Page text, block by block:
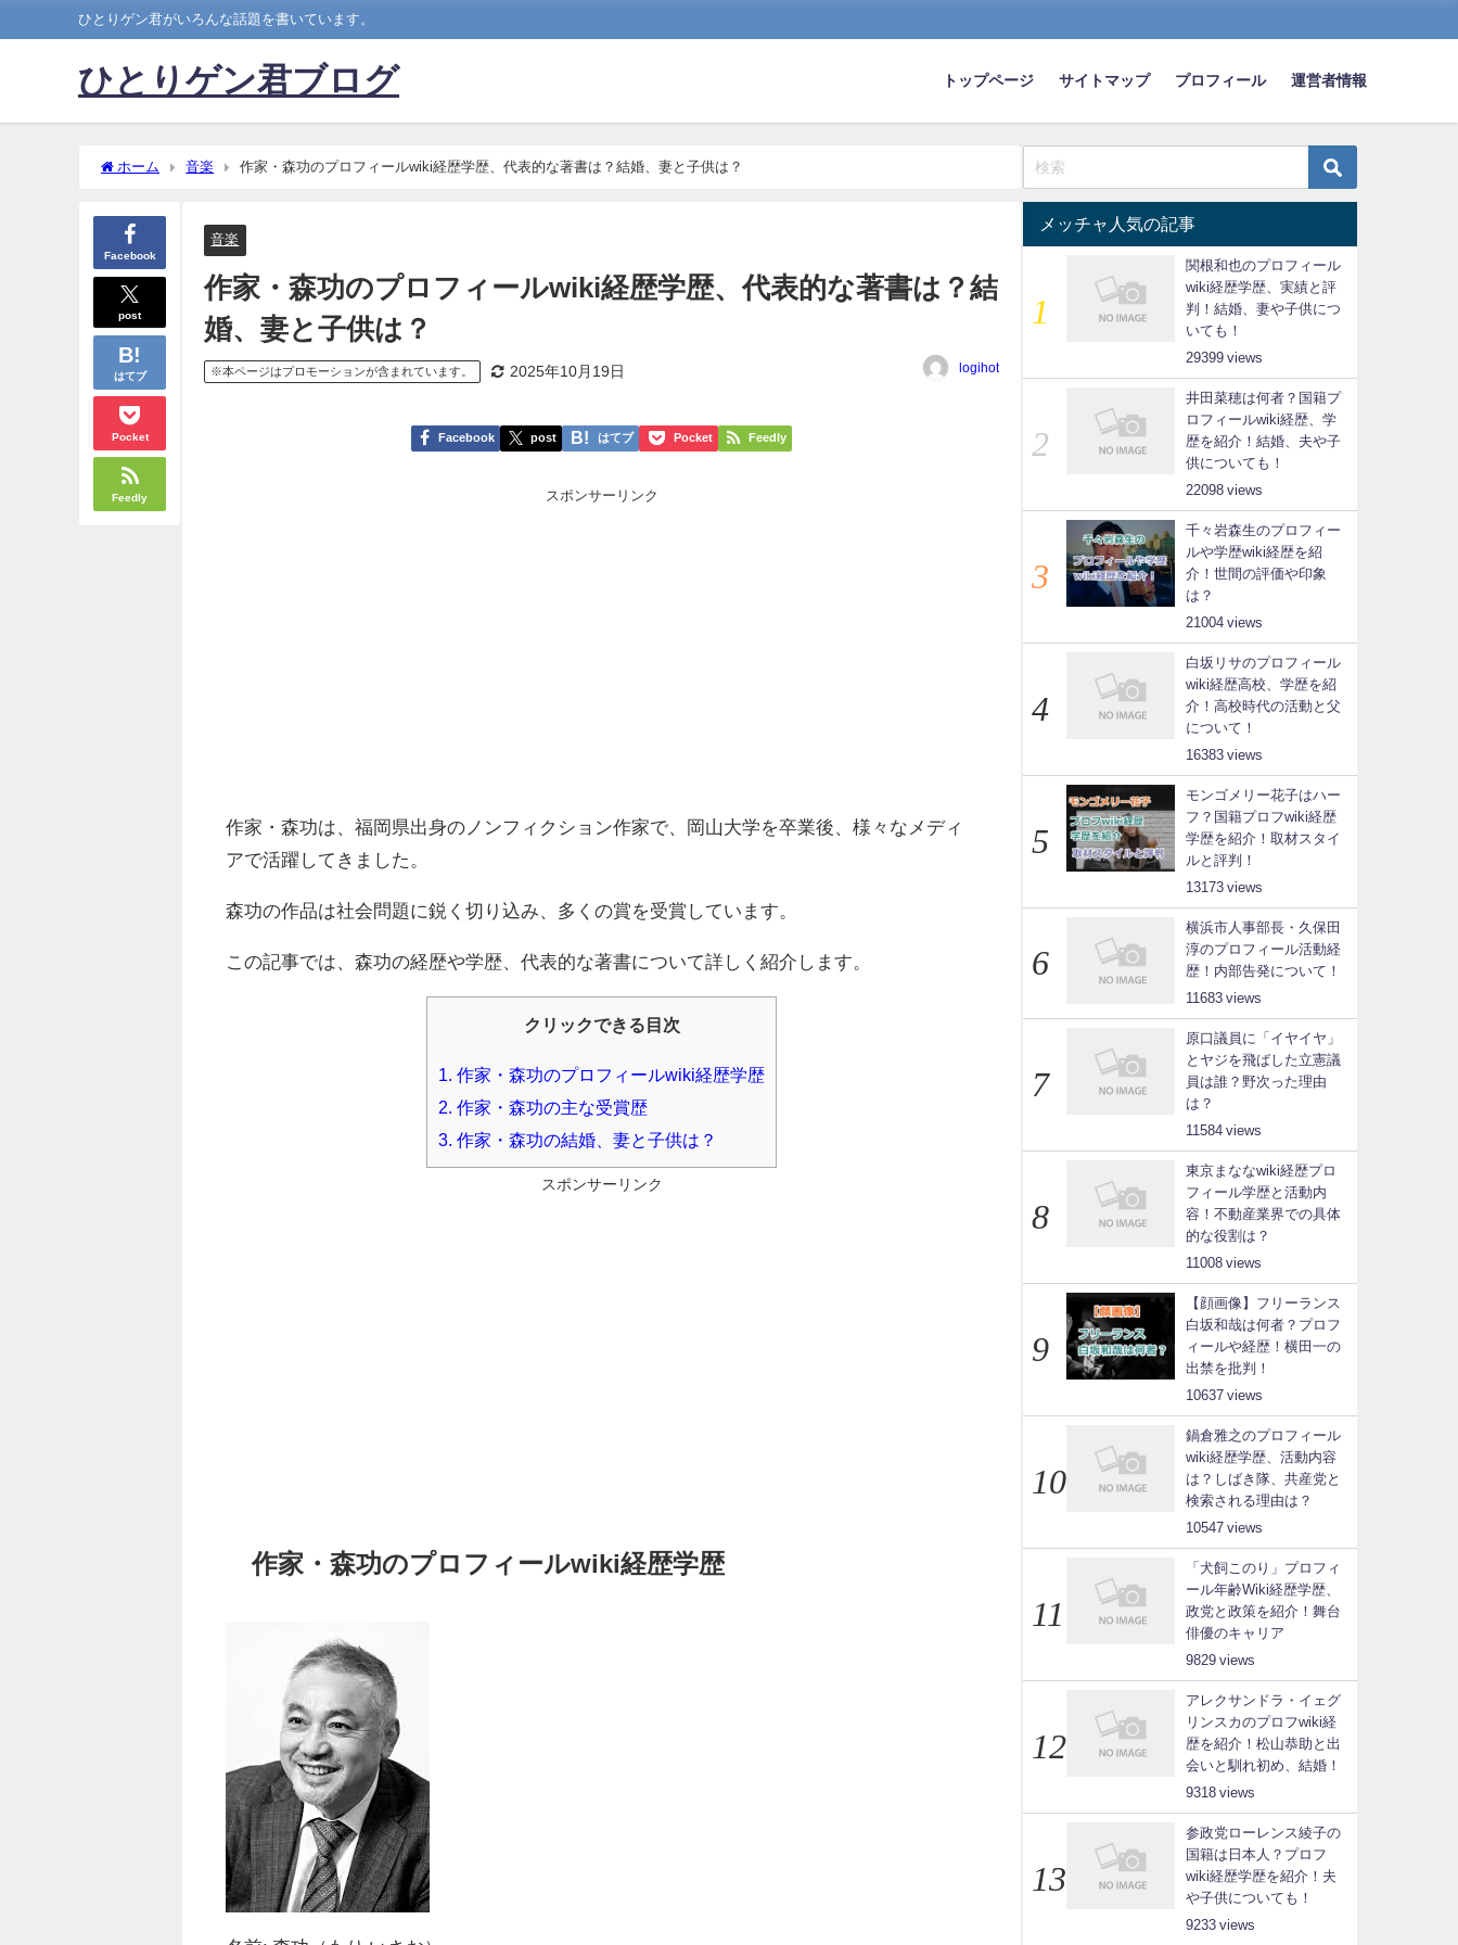
ひとりゲン君がいろんな話題を書いています。
ひとりゲン君ブログ トップページ サイトマップ プロフィール 運営者情報
ホーム 音楽 作家・森功のプロフィールwiki経歴学歴、代表的な著書は？結婚、妻と子供は？
Facebook
post
はてブ
Pocket
Feedly
音楽
作家・森功のプロフィールwiki経歴学歴、代表的な著書は？結
婚、妻と子供は？
※本ページはプロモーションが含まれています。 2025年10月19日 logihot
Facebook post はてブ Pocket Feedly
スポンサーリンク
作家・森功は、福岡県出身のノンフィクション作家で、岡山大学を卒業後、様々なメディ
アで活躍してきました。
森功の作品は社会問題に鋭く切り込み、多くの賞を受賞しています。
この記事では、森功の経歴や学歴、代表的な著書について詳しく紹介します。
クリックできる目次
1.
作家・森功のプロフィールwiki経歴学歴
2. 作家・森功の主な受賞歴
3. 作家・森功の結婚、妻と子供は？
スポンサーリンク
作家・森功のプロフィールwiki経歴学歴
メッチャ人気の記事
関根和也のプロフィール
wiki経歴学歴、実績と評
判！結婚、妻や子供につ
いても！
29399
井田菜穂は何者？国籍プ
ロフィールwiki経歴、学
歴を紹介！結婚、夫や子
供についても！
22098
千々岩森生のプロフィー
ルや学歴wiki経歴を紹
介！世間の評価や印象
は？
21004
白坂リサのプロフィール
wiki経歴高校、学歴を紹
介！高校時代の活動と父
について！
16383
モンゴメリー花子はハー
フ？国籍プロフwiki経歴
学歴を紹介！取材スタイ
ルと評判！
13173
横浜市人事部長・久保田
淳のプロフィール活動経
歴！内部告発について！
11683
原口議員に「イヤイヤ」
とヤジを飛ばした立憲議
員は誰？野次った理由
は？
11584
東京まななwiki経歴プロ
フィール学歴と活動内
容！不動産業界での具体
的な役割は？
11008
【顔画像】フリーランス
白坂和哉は何者？プロフ
ィールや経歴！横田一の
出禁を批判！
10637
鍋倉雅之のプロフィール
wiki経歴学歴、活動内容
は？しばき隊、共産党と
検索される理由は？
10547
「犬飼このり」プロフィ
ール年齢Wiki経歴学歴、
政党と政策を紹介！舞台
俳優のキャリア
9829
アレクサンドラ・イェグ
リンスカのプロフwiki経
歴を紹介！松山恭助と出
会いと馴れ初め、結婚！
9318
参政党ローレンス綾子の
国籍は日本人？プロフ
wiki経歴学歴を紹介！夫
や子供についても！
9233